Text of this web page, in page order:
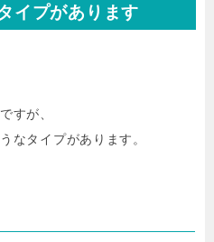
イプがあります
すが、
なタイプがあります。